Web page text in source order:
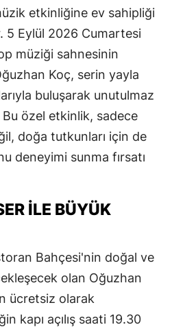
etkinliğine ev sahipliği
5 Eylül 2026 Cumartesi
müziği sahnesinin
Koç, serin yayla
buluşarak unutulmaz
özel etkinlik, sadece
doğa tutkunları için de
deneyimi sunma fırsatı
İLE BÜYÜK
Bahçesi'nin doğal ve
olan Oğuzhan
ücretsiz olarak
kapı açılış saati 19.30